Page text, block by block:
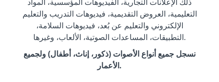
التعليمية، العروض التقديمية، فيديوهات التدريب والتعليم
الإلكتروني والتعليم عن بُعد، فيديوهات السلامة،
التطبيقات، المساعدات الصوتية، الألعاب، وغيرها.
نسجل جميع أنواع الأصوات (ذكور، إناث، أطفال) ولجميع
الأعمار.